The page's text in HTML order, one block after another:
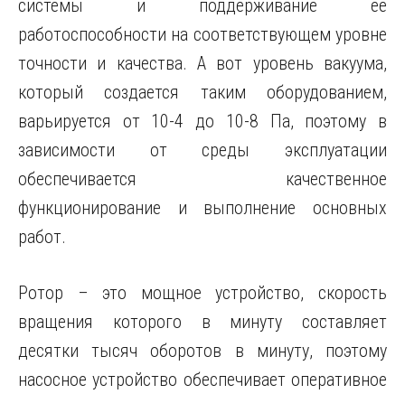
системы и поддерживание ее
работоспособности на соответствующем уровне
точности и качества. А вот уровень вакуума,
который создается таким оборудованием,
варьируется от 10-4 до 10-8 Па, поэтому в
зависимости от среды эксплуатации
обеспечивается качественное
функционирование и выполнение основных
работ.
Ротор – это мощное устройство, скорость
вращения которого в минуту составляет
десятки тысяч оборотов в минуту, поэтому
насосное устройство обеспечивает оперативное